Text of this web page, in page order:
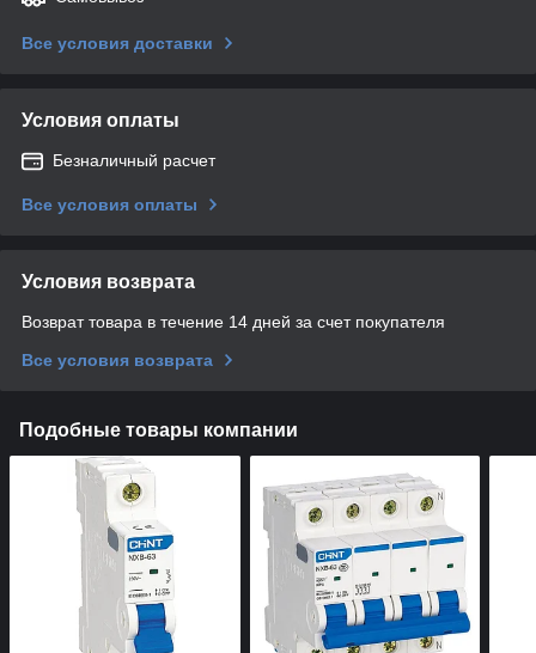
Все условия доставки
Условия оплаты
Безналичный расчет
Все условия оплаты
Условия возврата
Возврат товара в течение 14 дней за счет покупателя
Все условия возврата
Подобные товары компании